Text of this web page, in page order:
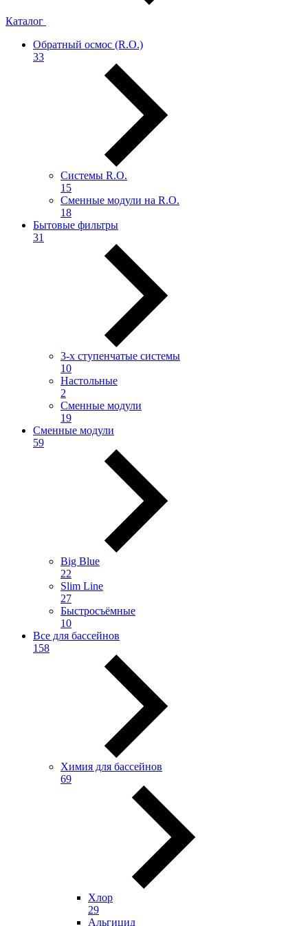
Каталог
Обратный осмос (R.О.)
33
Системы R.O.
15
Сменные модули на R.O.
18
Бытовые фильтры
31
3-х ступенчатые системы
10
Настольные
2
Сменные модули
19
Сменные модули
59
Big Blue
22
Slim Line
27
Быстросъёмные
10
Все для бассейнов
158
Химия для бассейнов
69
Хлор
29
Альгицид